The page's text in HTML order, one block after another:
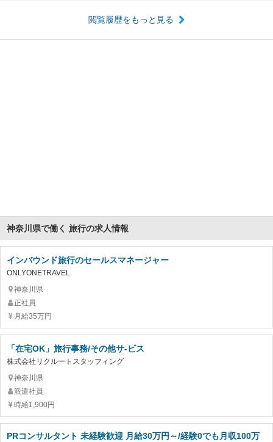
閲覧履歴をもっと見る
神奈川県で働く 旅行の求人情報
インバウンド旅行のセールスマネージャー
ONLYONETRAVEL
神奈川県
正社員
月給35万円
「在宅OK」旅行事務/その他サ-ビス
株式会社リクルートスタッフィング
神奈川県
派遣社員
時給1,900円
PRコンサルタント 未経験歓迎 月給30万円～/経験0でも月収100万